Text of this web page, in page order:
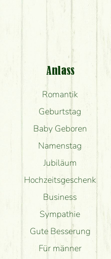
Anlass
Romantik
Geburtstag
Baby Geboren
Namenstag
Jubiläum
Hochzeitsgeschenk
Business
Sympathie
Gute Besserung
Für männer